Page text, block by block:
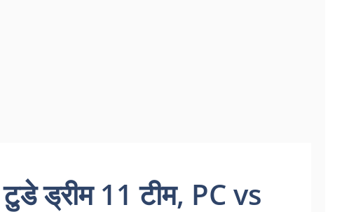
ड्रीम 11 टीम, PC vs